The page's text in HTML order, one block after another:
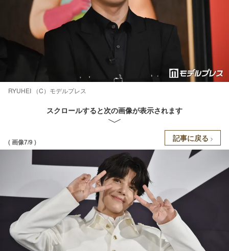
RYUHEI （C）モデルプレス
スクロールすると次の画像が表示されます
( 画像7/9 ) 記事に戻る